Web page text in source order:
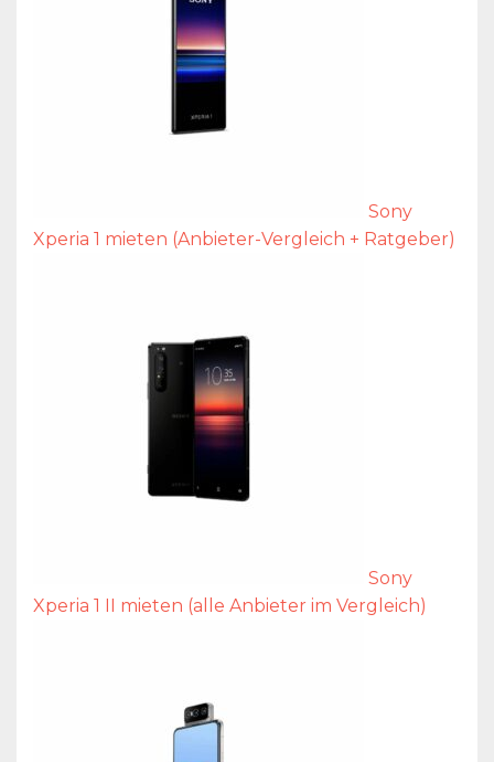
Sony
Xperia 1 mieten (Anbieter-Vergleich + Ratgeber)
Sony
Xperia 1 II mieten (alle Anbieter im Vergleich)